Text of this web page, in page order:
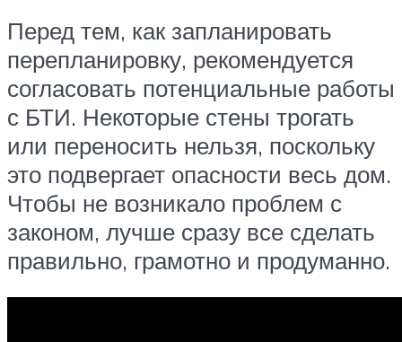
Перед тем, как запланировать
перепланировку, рекомендуется
согласовать потенциальные работы
с БТИ. Некоторые стены трогать
или переносить нельзя, поскольку
это подвергает опасности весь дом.
Чтобы не возникало проблем с
законом, лучше сразу все сделать
правильно, грамотно и продуманно.